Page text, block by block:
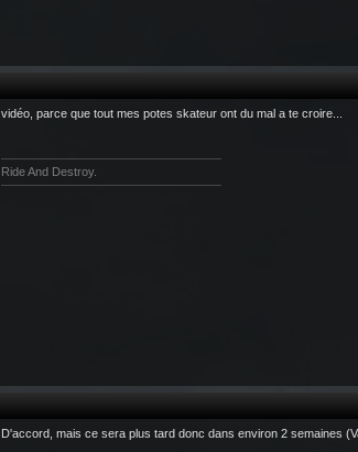
vidéo, parce que tout mes potes skateur ont du mal a te croire...
Ride And Destroy.
D'accord, mais ce sera plus tard donc dans environ 2 semaines